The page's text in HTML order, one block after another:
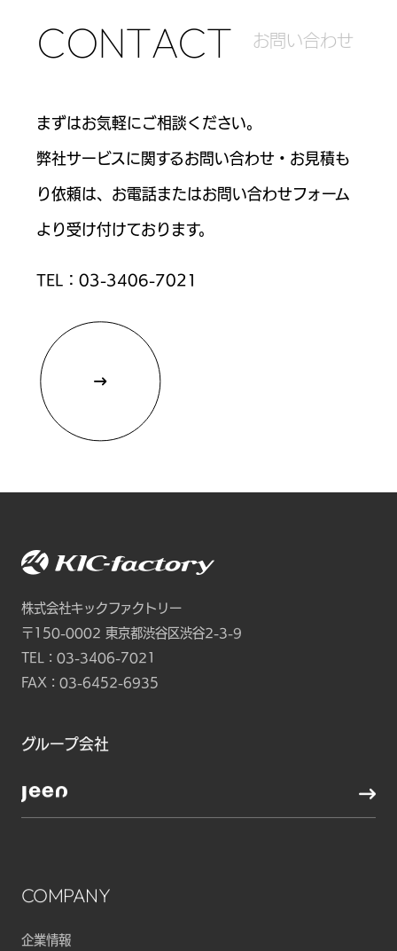
CONTACT お問 い合わせ
まずはお気軽にご相談ください。
弊社サービスに関するお問い合わせ・お見積も
り依頼は、お電話またはお問い合わせフォーム
より受け付けております。
TEL：03-3406-7021
株式会社キックファクトリー
〒150-0002 東京都渋谷区渋谷2-3-9
TEL： 03-3406-7021
FAX：03-6452-6935
グループ会社
COMPANY
企業情報